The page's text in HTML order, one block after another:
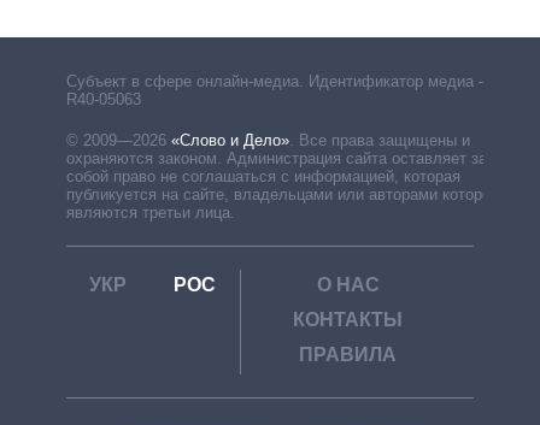
Субъект в сфере онлайн-медиа. Идентификатор медиа –
R40-05063
© 2009—2026 «Слово и Дело». Все права защищены и
охраняются законом. Администрация сайта оставляет за
собой право не соглашаться с информацией, которая
публикуется на сайте, владельцами или авторами которой
являются третьи лица.
УКР РОС
О НАС
КОНТАКТЫ
ПРАВИЛА